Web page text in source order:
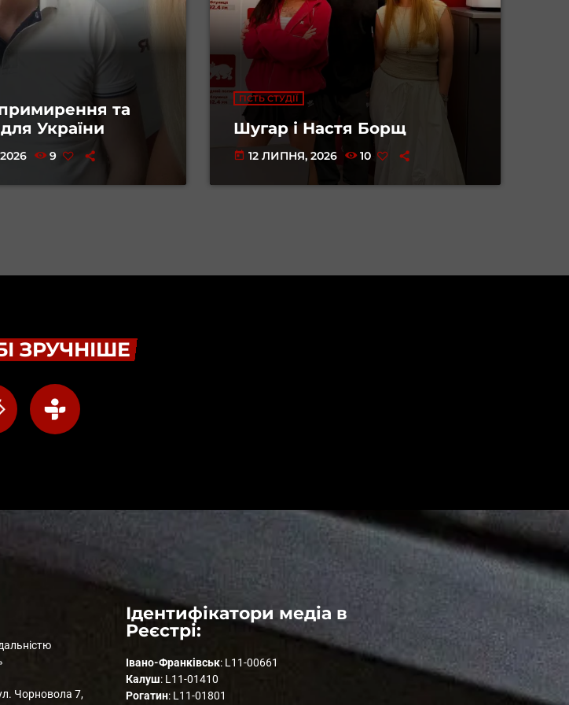
та
України
9
ГІСТЬ СТУДІЇ
Шугар і Настя Борщ
today 12 ЛИПНЯ, 2026 10
ЗРУЧНІШЕ
Чорновола 7,
Ідентифікатори медіа в
Реєстрі:
Івано-Франківськ: L11-00661
Калуш: L11-01410
Рогатин: L11-01801